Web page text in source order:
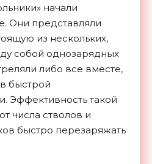
начали
Они представляли
из нескольких,
собой однозарядных
либо все вместе,
быстрой
Эффективность такой
числа стволов и
быстро перезаряжать